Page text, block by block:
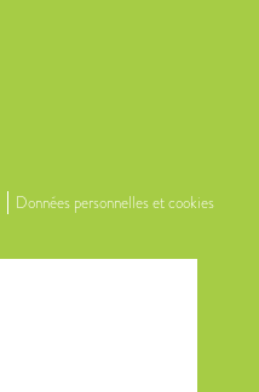
Données personnelles et cookies